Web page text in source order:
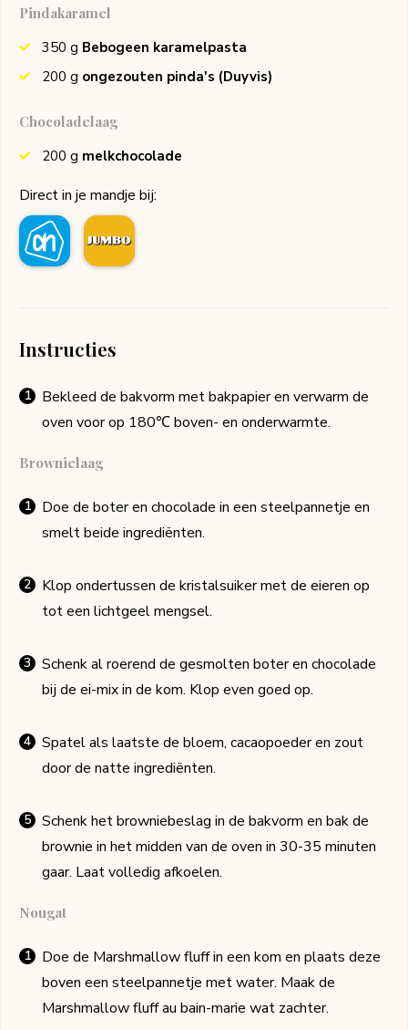
Pindakaramel
350 g Bebogeen karamelpasta
200 g ongezouten pinda's (Duyvis)
Chocoladelaag
200 g melkchocolade
Direct in je mandje bij:
Instructies
Bekleed de bakvorm met bakpapier en verwarm de
oven voor op 180℃ boven- en onderwarmte.
Brownielaag
Doe de boter en chocolade in een steelpannetje en
smelt beide ingrediënten.
Klop ondertussen de kristalsuiker met de eieren op
tot een lichtgeel mengsel.
Schenk al roerend de gesmolten boter en chocolade
bij de ei-mix in de kom. Klop even goed op.
Spatel als laatste de bloem, cacaopoeder en zout
door de natte ingrediënten.
Schenk het browniebeslag in de bakvorm en bak de
brownie in het midden van de oven in 30-35 minuten
gaar. Laat volledig afkoelen.
Nougat
Doe de Marshmallow fluff in een kom en plaats deze
boven een steelpannetje met water. Maak de
Marshmallow fluff au bain-marie wat zachter.